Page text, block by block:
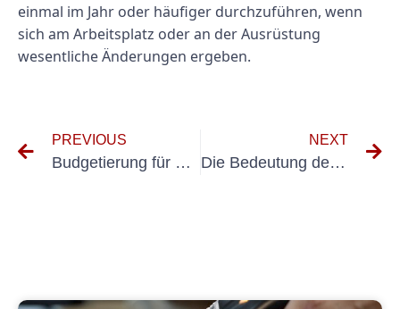
einmal im Jahr oder häufiger durchzuführen, wenn
sich am Arbeitsplatz oder an der Ausrüstung
wesentliche Änderungen ergeben.
PREVIOUS
Budgetierung für die UVV-Prüfung: Tipps zur Kostenminimierung
NEXT
Die Bedeutung der DGUV V3-Messung für Ortfseste Anlagen verstehen